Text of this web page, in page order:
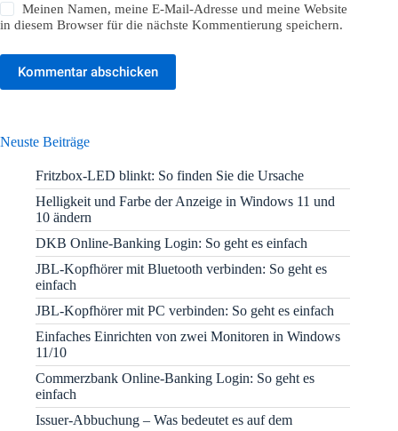
Meinen Namen, meine E-Mail-Adresse und meine Website
in diesem Browser für die nächste Kommentierung speichern.
Kommentar abschicken
Neuste Beiträge
Fritzbox-LED blinkt: So finden Sie die Ursache
Helligkeit und Farbe der Anzeige in Windows 11 und
10 ändern
DKB Online-Banking Login: So geht es einfach
JBL-Kopfhörer mit Bluetooth verbinden: So geht es
einfach
JBL-Kopfhörer mit PC verbinden: So geht es einfach
Einfaches Einrichten von zwei Monitoren in Windows
11/10
Commerzbank Online-Banking Login: So geht es
einfach
Issuer-Abbuchung – Was bedeutet es auf dem